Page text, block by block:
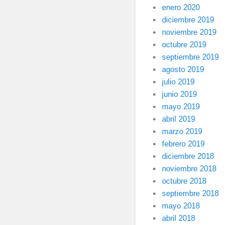
enero 2020
diciembre 2019
noviembre 2019
octubre 2019
septiembre 2019
agosto 2019
julio 2019
junio 2019
mayo 2019
abril 2019
marzo 2019
febrero 2019
diciembre 2018
noviembre 2018
octubre 2018
septiembre 2018
mayo 2018
abril 2018